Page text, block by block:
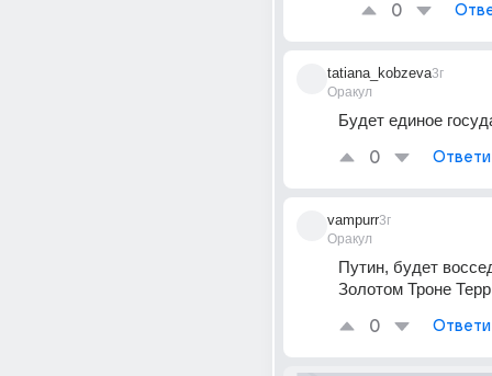
0
tatiana_kobzeva
Оракул
3г
Будет единое
0
vampurr
Оракул
3г
Путин, будет
Золотом Троне
0